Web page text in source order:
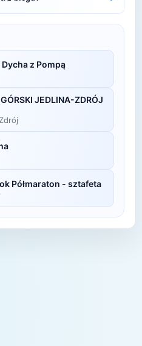
wiekowej.
pobrania ze strony
oficjalnych
na swojej stronie
z Pompą
JEDLINA-ZDRÓJ
Półmaraton - sztafeta